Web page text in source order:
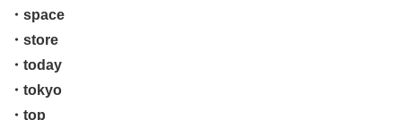
・space
・store
・today
・tokyo
・top